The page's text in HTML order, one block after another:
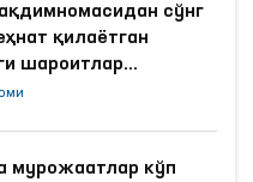
сўнг
қилаётган
шароитлар
мурожаатлар кўп